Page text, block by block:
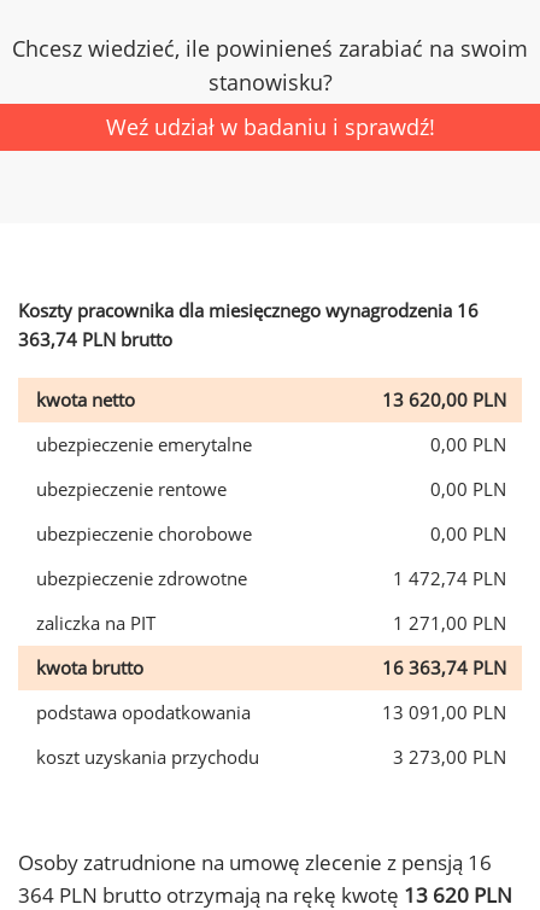
Chcesz wiedzieć, ile powinieneś zarabiać na swoim
stanowisku?
Weź udział w badaniu i sprawdź!
Koszty pracownika dla miesięcznego wynagrodzenia 16
363,74 PLN brutto
kwota netto
13 620,00 PLN
ubezpieczenie emerytalne
0,00 PLN
ubezpieczenie rentowe
0,00 PLN
ubezpieczenie chorobowe
0,00 PLN
ubezpieczenie zdrowotne
1 472,74 PLN
zaliczka na PIT
1 271,00 PLN
kwota brutto
16 363,74 PLN
podstawa opodatkowania
13 091,00 PLN
koszt uzyskania przychodu
3 273,00 PLN
Osoby zatrudnione na umowę zlecenie z pensją 16
364 PLN brutto otrzymają na rękę kwotę 13 620 PLN